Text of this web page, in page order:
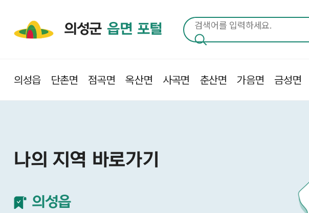
의성군 읍면 포털
의성읍 단촌면 점곡면 옥산면 사곡면 춘산면 가음면 금성면
나의 지역 바로가기
의성읍